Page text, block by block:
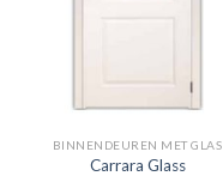
BINNENDEUREN MET GLAS
Carrara Glass